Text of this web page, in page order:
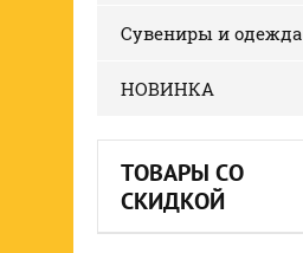
Сувениры и одежда
НОВИНКА
ТОВАРЫ СО
СКИДКОЙ